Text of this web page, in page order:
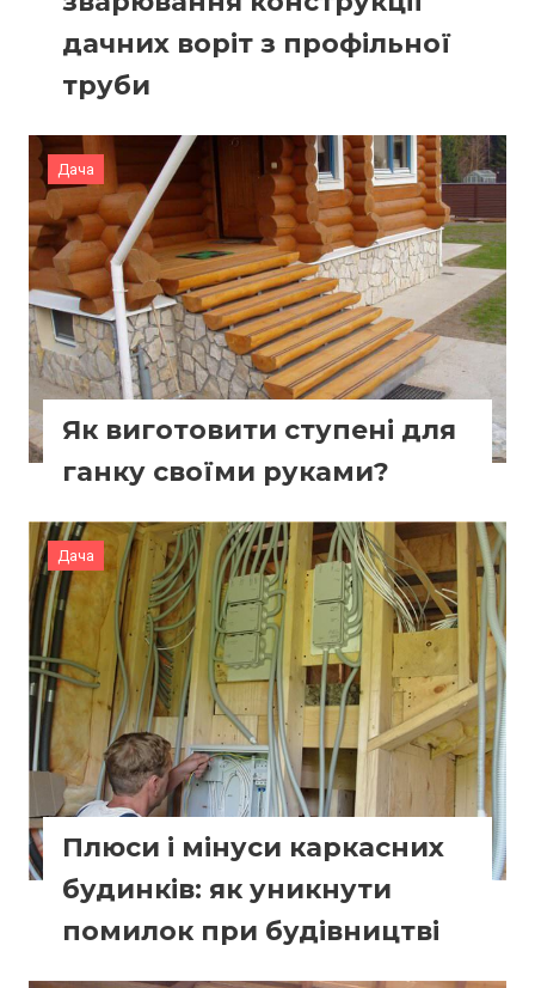
дачних воріт з профільної
труби
Дача
Як виготовити ступені для
ганку своїми руками?
Дача
Плюси і мінуси каркасних
будинків: як уникнути
помилок при будівництві